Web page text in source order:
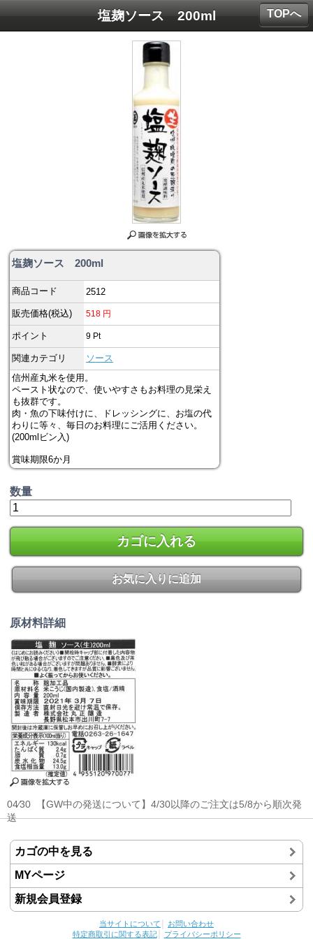
塩麹ソース 200ml
塩麹ソース 200ml
商品コード 2512
販売価格(税込) 518 円
ポイント 9 Pt
関連カテゴリ
ソース
信州産丸米を使用。
ペースト状なので、使いやすさもお料理の見栄え
も抜群です。
肉・魚の下味付けに、ドレッシングに、お塩の代
わりに等々、毎日のお料理にご活用ください。
(200mlビン入)
賞味期限6か月
数量
カゴに入れる
お気に入りに追加
原材料詳細
04⁄30【GW中の発送について】4/30以降のご注文は5/8から順次発
送
カゴの中を見る
MYページ
新規会員登録
当サイトについて
お問い合わせ
特定商取引に関する表記│ プライバシーポリシー
TOPへ